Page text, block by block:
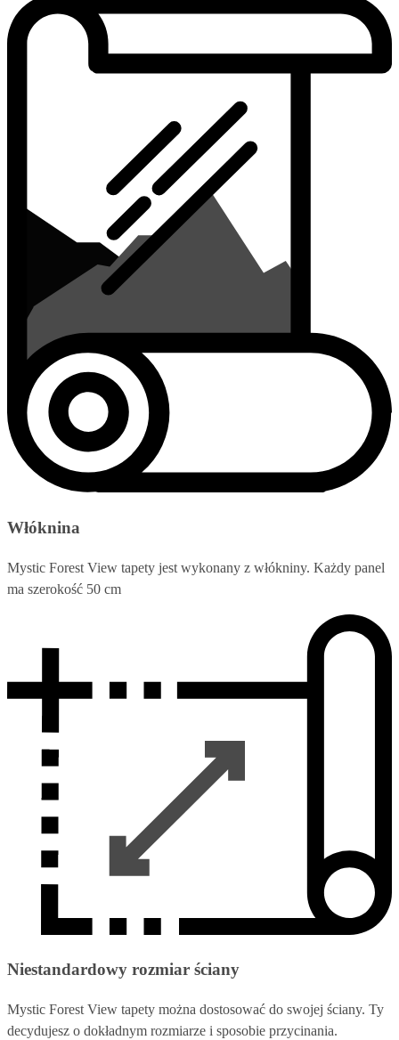
Włóknina
Mystic Forest View tapety jest wykonany z włókniny. Każdy panel
ma szerokość 50 cm
Niestandardowy rozmiar ściany
Mystic Forest View tapety można dostosować do swojej ściany. Ty
decydujesz o dokładnym rozmiarze i sposobie przycinania.